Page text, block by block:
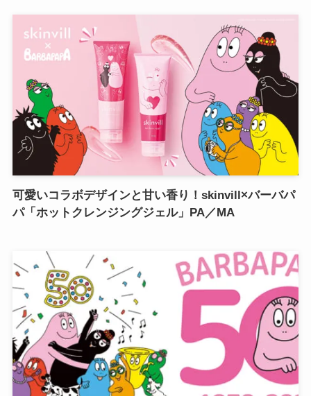
可愛いコラボデザインと甘い香り！skinvill×バーバパ
パ「ホットクレンジングジェル」PA／MA